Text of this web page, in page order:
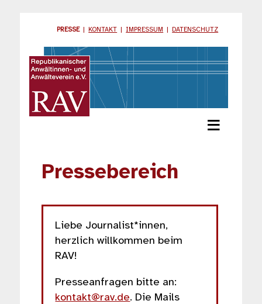
PRESSE| KONTAKT |IMPRESSUM DATENSCHUTZ
≡
Pressebereich
Liebe Journalist*innen,
herzlich willkommen beim
RAV!
Presseanfragen bitte an:
kontakt@rav.de. Die Mails